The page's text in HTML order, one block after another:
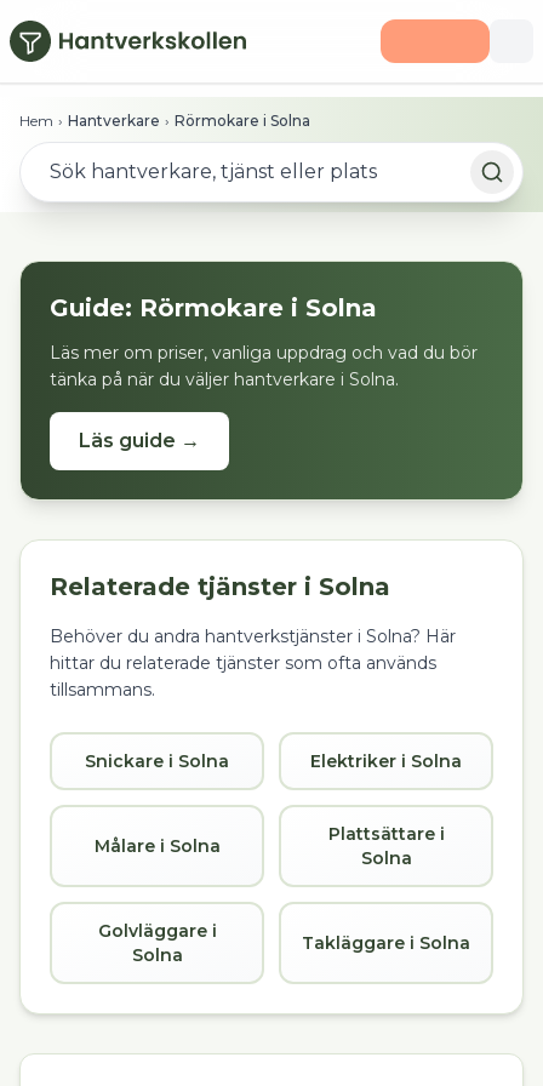
Hoppa till huvudinnehåll
Hem › Hantverkare › Rörmokare i Solna
Guide: Rörmokare i Solna
Läs mer om priser, vanliga uppdrag och vad du bör
tänka på när du väljer hantverkare i Solna.
Läs guide →
Relaterade tjänster i Solna
Behöver du andra hantverkstjänster i Solna? Här
hittar du relaterade tjänster som ofta används
tillsammans.
Snickare i Solna Elektriker i Solna
Målare i Solna
Plattsättare i
Solna
Golvläggare i
Solna
Takläggare i Solna